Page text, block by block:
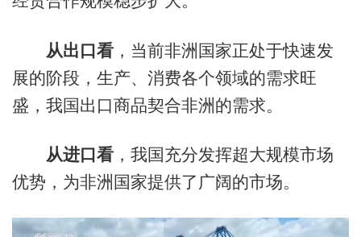
从出口看，当前非洲国家正处于快速发
展的阶段，生产、消费各个领域的需求旺
盛，我国出口商品契合非洲的需求。
从进口看，我国充分发挥超大规模市场
优势，为非洲国家提供了广阔的市场。